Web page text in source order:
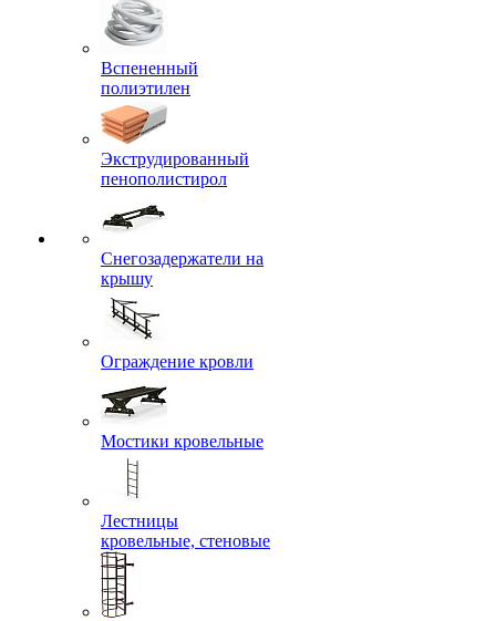
Вспененный
полиэтилен
Экструдированный
пенополистирол
Снегозадержатели на
крышу
Ограждение кровли
Мостики кровельные
Лестницы
кровельные, стеновые